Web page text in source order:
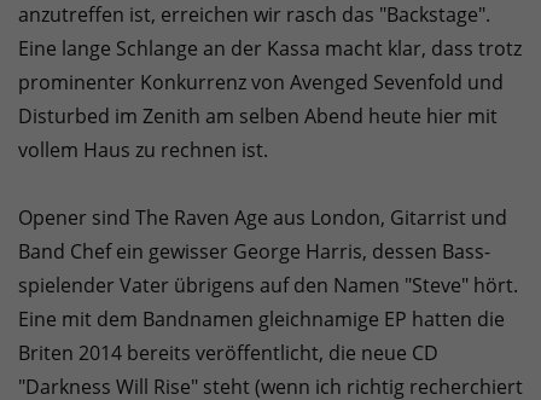
anzutreffen ist, erreichen wir rasch das "Backstage".
Eine lange Schlange an der Kassa macht klar, dass trotz
prominenter Konkurrenz von Avenged Sevenfold und
Disturbed im Zenith am selben Abend heute hier mit
vollem Haus zu rechnen ist.
Opener sind The Raven Age aus London, Gitarrist und
Band Chef ein gewisser George Harris, dessen Bass-
spielender Vater übrigens auf den Namen "Steve" hört.
Eine mit dem Bandnamen gleichnamige EP hatten die
Briten 2014 bereits veröffentlicht, die neue CD
"Darkness Will Rise" steht (wenn ich richtig recherchiert